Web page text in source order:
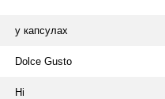
у капсулах
Dolce Gusto
Ні